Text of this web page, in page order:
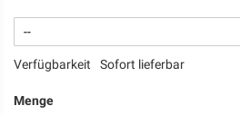
Verfügbarkeit Sofort lieferbar
Menge